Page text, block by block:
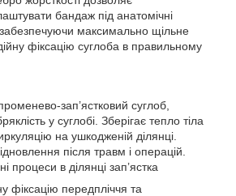
бандаж під анатомічні
забезпечуючи максимально щільне
фіксацію суглоба в правильному
зап’ястковий суглоб,
у суглобі. Зберігає тепло тіла
на ушкодженій ділянці.
після травм і операцій.
процеси в ділянці зап’ястка
фіксацію передпліччя та